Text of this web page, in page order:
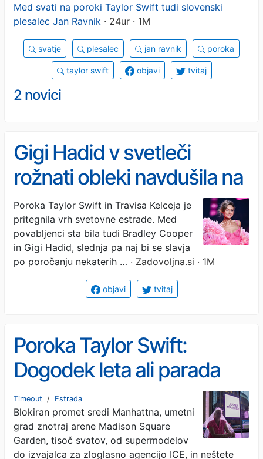
Med svati na poroki Taylor Swift tudi slovenski
plesalec Jan Ravnik · 24ur · 1M
svatje plesalec jan ravnik poroka
taylor swift objavi tvitaj
2 novici
Gigi Hadid v svetleči
rožnati obleki navdušila na
poroki Taylor Swift
Poroka Taylor Swift in Travisa Kelceja je
pritegnila vrh svetovne estrade. Med
povabljenci sta bila tudi Bradley Cooper
in Gigi Hadid, slednja pa naj bi se slavja
po poročanju nekaterih … · Zadovoljna.si · 1M
objavi tvitaj
Poroka Taylor Swift:
Dogodek leta ali parada
kiča in megalomanije?
Timeout / Estrada
Blokiran promet sredi Manhattna, umetni
grad znotraj arene Madison Square
Garden, tisoč svatov, od supermodelov
do izvajalca za zloglasno agencijo ICE, in neštete